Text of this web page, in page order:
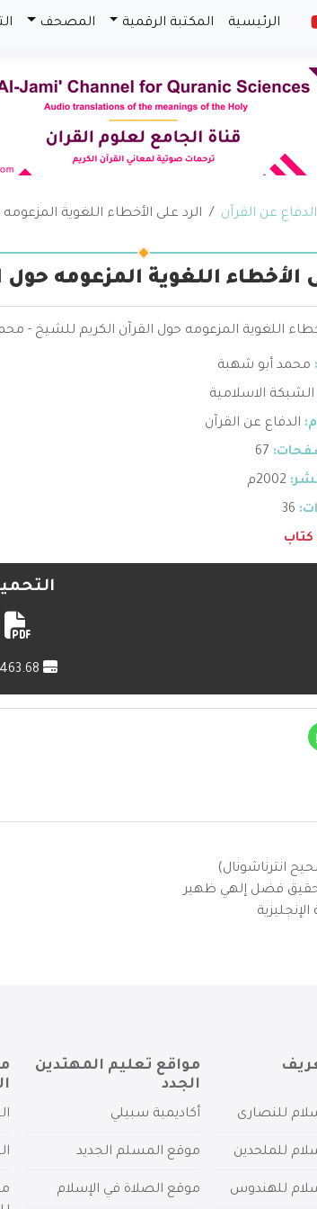
الرئيسية المكتبة الرقمية المصحف
الدفاع عن القرآن الرد على الأخطاء اللغوية
الأخطاء اللغوية المزعومه حول
اللغوية المزعومه حول القرآن الكريم للشيخ -
محمد أبو شهبة
الشبكة الاسلامية
الدفاع عن القرآن
67
2002م
انترناشونال)
– تحقيق فضل إلهي ظهير
للنصارى
للملحدين
للهندوس
مواقع تعليم المهتدين
الجدد
أكاديمية سبيلي
موقع المسلم الجديد
موقع الصلاة في الإسلام